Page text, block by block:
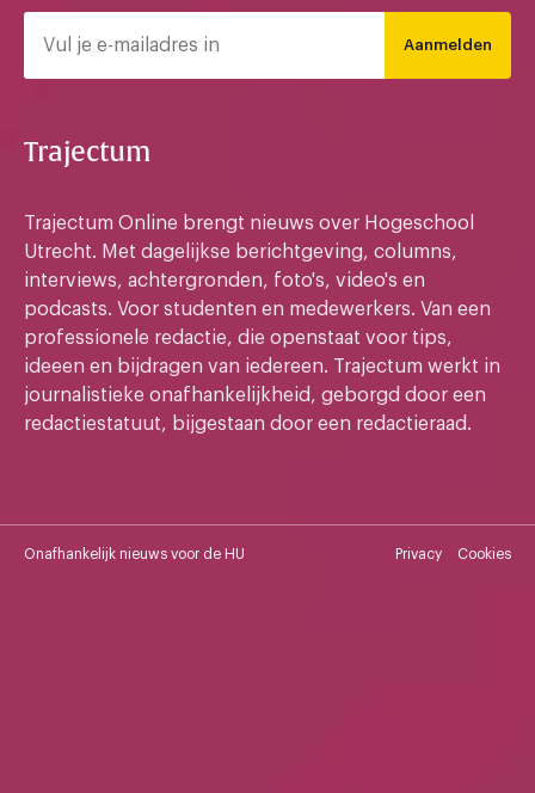
Aanmelden
Trajectum
Trajectum Online brengt nieuws over Hogeschool
Utrecht. Met dagelijkse berichtgeving, columns,
interviews, achtergronden, foto's, video's en
podcasts. Voor studenten en medewerkers. Van een
professionele redactie, die openstaat voor tips,
ideeen en bijdragen van iedereen. Trajectum werkt in
journalistieke onafhankelijkheid, geborgd door een
redactiestatuut, bijgestaan door een redactieraad.
Onafhankelijk nieuws voor de HU Privacy Cookies